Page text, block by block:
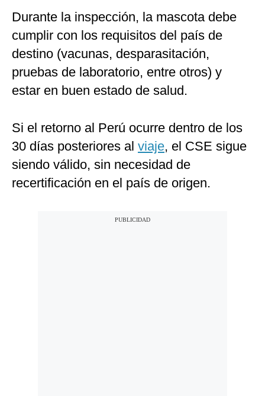
Durante la inspección, la mascota debe
cumplir con los requisitos del país de
destino (vacunas, desparasitación,
pruebas de laboratorio, entre otros) y
estar en buen estado de salud.
Si el retorno al Perú ocurre dentro de los
30 días posteriores al viaje, el CSE sigue
siendo válido, sin necesidad de
recertificación en el país de origen.